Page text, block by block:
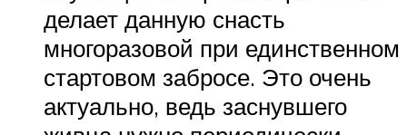
делает данную снасть
многоразовой при единственном
стартовом забросе. Это очень
актуально, ведь заснувшего